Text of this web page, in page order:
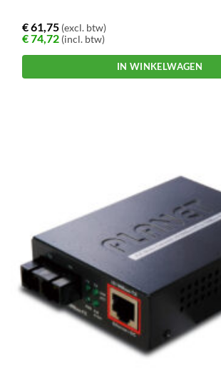
€61,75 (excl. btw)
€74,72 (incl. btw)
IN WINKELWAGEN